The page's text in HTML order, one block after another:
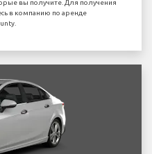
вы получите. Для получения
в компанию по аренде